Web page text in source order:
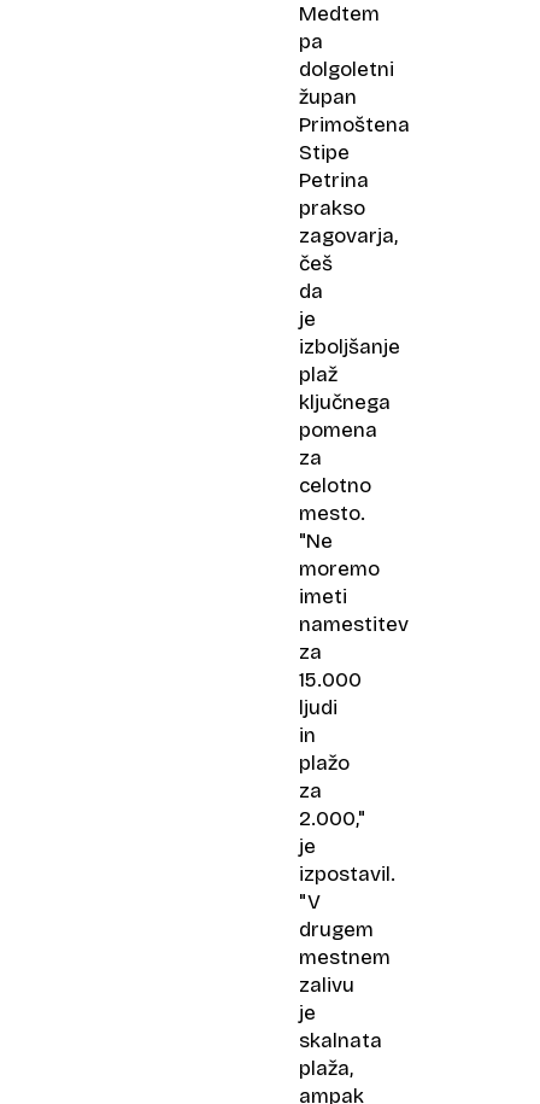
Medtem
pa
dolgoletni
župan
Primoštena
Stipe
Petrina
prakso
zagovarja,
češ
da
je
izboljšanje
plaž
ključnega
pomena
za
celotno
mesto.
"Ne
moremo
imeti
namestitev
za
15.000
ljudi
in
plažo
za
2.000,"
je
izpostavil.
"V
drugem
mestnem
zalivu
je
skalnata
plaža,
ampak